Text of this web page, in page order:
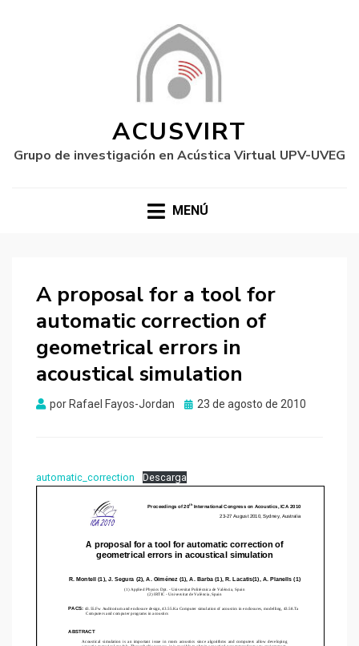
ACUSVIRT
Grupo de investigación en Acústica Virtual UPV-UVEG
MENÚ
A proposal for a tool for
automatic correction of
geometrical errors in
acoustical simulation
por Rafael Fayos-Jordan
Publicado
23 de agosto de 2010
automatic_correction Descarga